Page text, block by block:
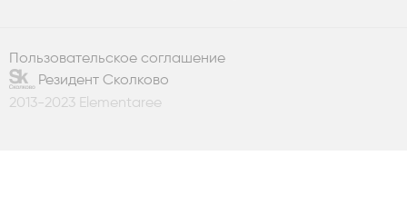
Пользовательское соглашение
Резидент Сколково
2013-2023 Elementaree